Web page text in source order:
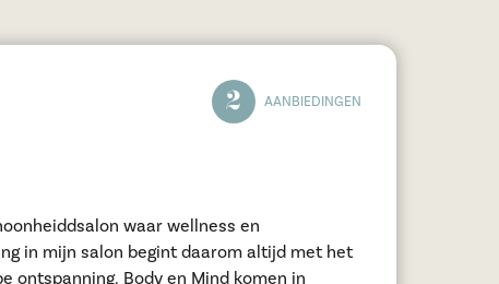
2 AANBIEDINGEN
waar wellness en
in mijn salon begint daarom altijd met het
ontspanning. Body en Mind komen in